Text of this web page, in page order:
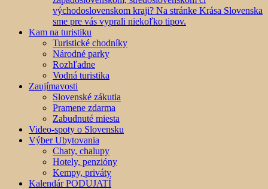
východoslovenskom kraji? Na stránke Krása Slovenska
sme pre vás vyprali niekoľko tipov.
Kam na turistiku
Turistické chodníky
Národné parky
Rozhľadne
Vodná turistika
Zaujímavosti
Slovenské zákutia
Pramene zdarma
Zabudnuté miesta
Video-spoty o Slovensku
Výber Ubytovania
Chaty, chalupy
Hotely, penzióny
Kempy, priváty
Kalendár PODUJATÍ